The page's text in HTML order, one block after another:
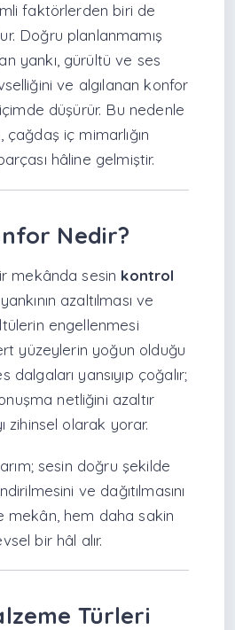
faktörlerden biri de
Doğru planlanmamış
yankı, gürültü ve ses
ve algılanan konfor
düşürür. Bu nedenle
iç mimarlığın
hâline gelmiştir.
Nedir?
mekânda sesin kontrol
, yankının azaltılması ve
engellenmesi
yüzeylerin yoğun olduğu
yansıyıp çoğalır;
netliğini azaltır
zihinsel olarak yorar.
sesin doğru şekilde
ve dağıtılmasını
mekân, hem daha sakin
bir hâl alır.
Türleri